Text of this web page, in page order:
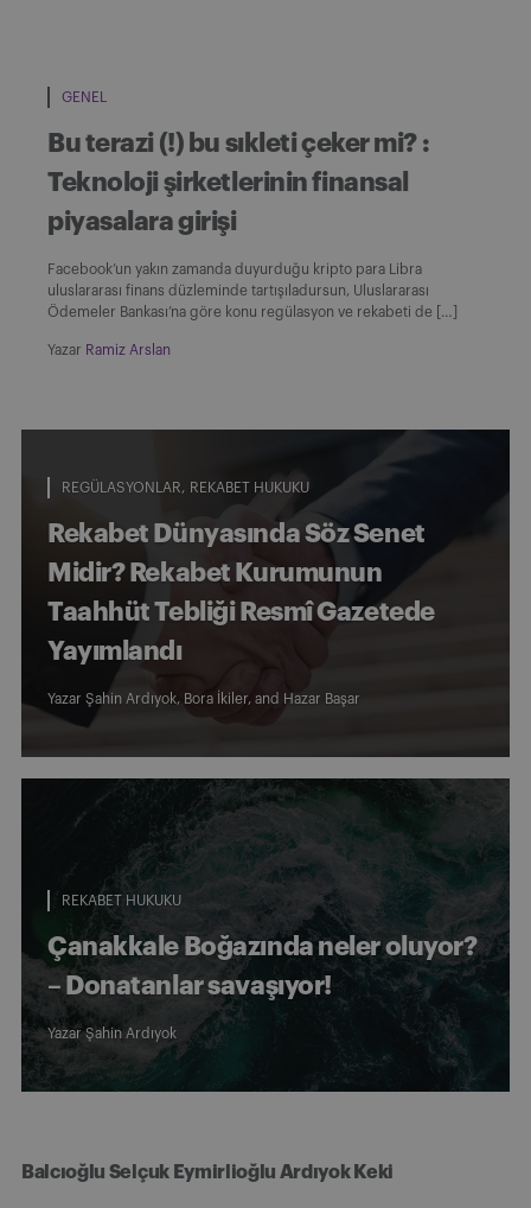
GENEL
Bu terazi (!) bu sıkleti çeker mi? :
Teknoloji şirketlerinin finansal
piyasalara girişi
Facebook’un yakın zamanda duyurduğu kripto para Libra
uluslararası finans düzleminde tartışıladursun, Uluslararası
Ödemeler Bankası’na göre konu regülasyon ve rekabeti de […]
Yazar Ramiz Arslan
REGÜLASYONLAR REKABET HUKUKU
Rekabet Dünyasında Söz Senet
Midir? Rekabet Kurumunun
Taahhüt Tebliği Resmî Gazetede
Yayımlandı
Yazar Şahin Ardıyok, Bora İkiler, and Hazar Başar
REKABET HUKUKU
Çanakkale Boğazında neler oluyor?
– Donatanlar savaşıyor!
YazarŞahin Ardıyok
Balcıoğlu Selçuk Eymirlioğlu Ardıyok Keki